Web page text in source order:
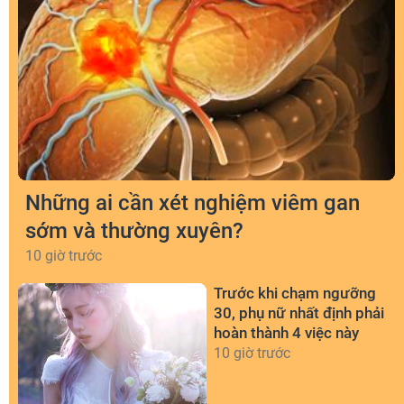
Những ai cần xét nghiệm viêm gan
sớm và thường xuyên?
10 giờ trước
Trước khi chạm ngưỡng
30, phụ nữ nhất định phải
hoàn thành 4 việc này
10 giờ trước